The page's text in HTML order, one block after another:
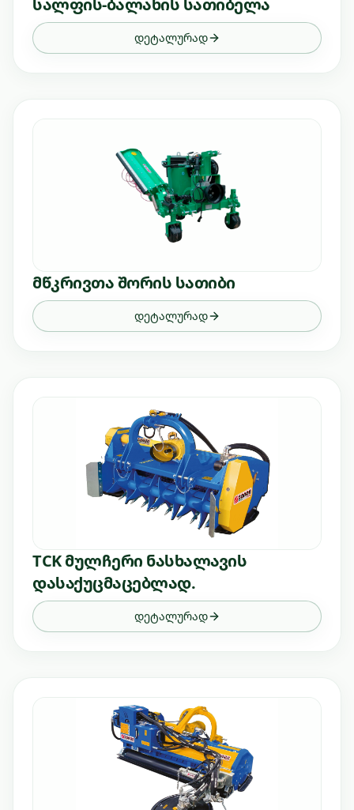
სალფის-ბალახის სათიბელა
დეტალურად
მწკრივთა შორის სათიბი
დეტალურად
TCK მულჩერი ნასხალავის
დასაქუცმაცებლად.
დეტალურად